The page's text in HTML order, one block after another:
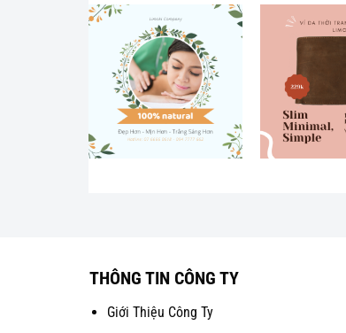
THÔNG TIN CÔNG TY
Giới Thiệu Công Ty